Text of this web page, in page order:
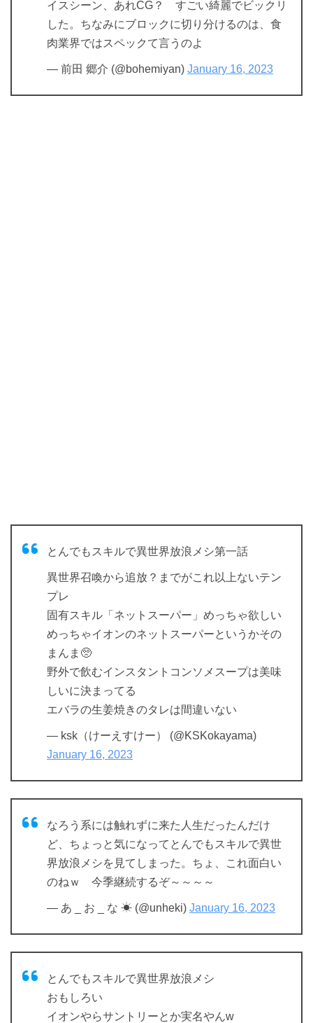
イスシーン、あれCG？ すごい綺麗でビックリ
した。ちなみにブロックに切り分けるのは、食
肉業界ではスペックて言うのよ
— 前田 郷介 (@bohemiyan) January 16, 2023
とんでもスキルで異世界放浪メシ第一話
異世界召喚から追放？までがこれ以上ないテン
プレ
固有スキル「ネットスーパー」めっちゃ欲しい
めっちゃイオンのネットスーパーというかその
まんま🥺
野外で飲むインスタントコンソメスープは美味
しいに決まってる
エバラの生姜焼きのタレは間違いない
— ksk（けーえすけー） (@KSKokayama)
January 16, 2023
なろう系には触れずに来た人生だったんだけ
ど、ちょっと気になってとんでもスキルで異世
界放浪メシを見てしまった。ちょ、これ面白い
のねｗ 今季継続するぞ～～～～
— あ _ お _ な ☀ (@unheki) January 16, 2023
とんでもスキルで異世界放浪メシ
おもしろい
イオンやらサントリーとか実名やんw